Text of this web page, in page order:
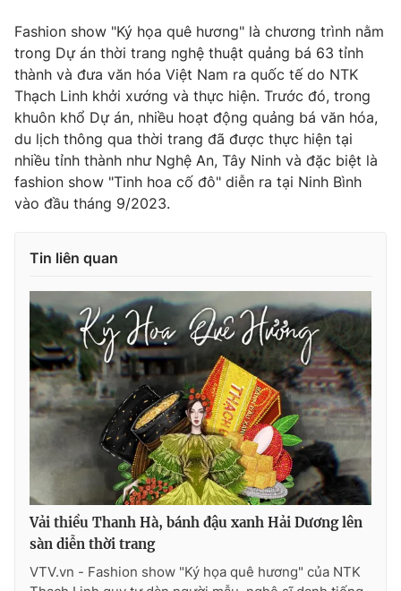
Fashion show "Ký họa quê hương" là chương trình nằm
trong Dự án thời trang nghệ thuật quảng bá 63 tỉnh
thành và đưa văn hóa Việt Nam ra quốc tế do NTK
Thạch Linh khởi xướng và thực hiện. Trước đó, trong
khuôn khổ Dự án, nhiều hoạt động quảng bá văn hóa,
du lịch thông qua thời trang đã được thực hiện tại
nhiều tỉnh thành như Nghệ An, Tây Ninh và đặc biệt là
fashion show "Tinh hoa cố đô" diễn ra tại Ninh Bình
vào đầu tháng 9/2023.
Tin liên quan
Vải thiều Thanh Hà, bánh đậu xanh Hải Dương lên
sàn diễn thời trang
VTV.vn - Fashion show "Ký họa quê hương" của NTK